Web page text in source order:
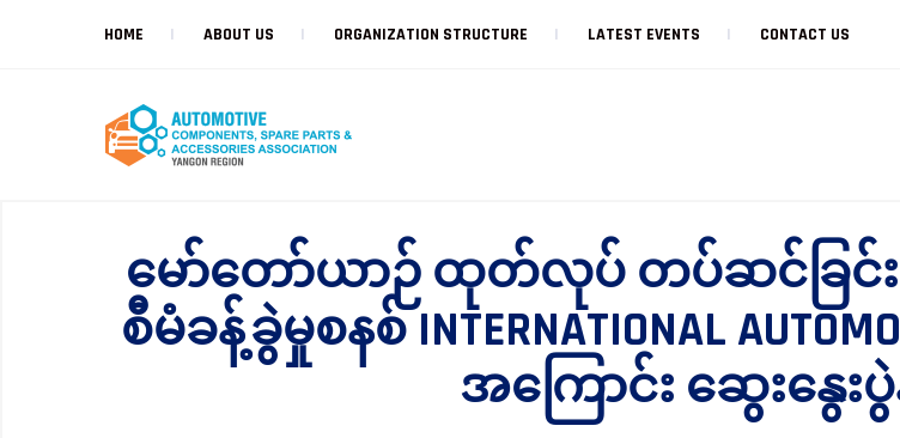
HOME ABOUT US ORGANIZATION STRUCTURE LATEST EVENTS CONTACT US
မော်တော်ယာဉ် ထုတ်လုပ် တပ်ဆင်ခ
စီမံခန့်ခွဲမှုစနစ် INTERNATIONAL
အကြောင်း ဆွေးနွေ